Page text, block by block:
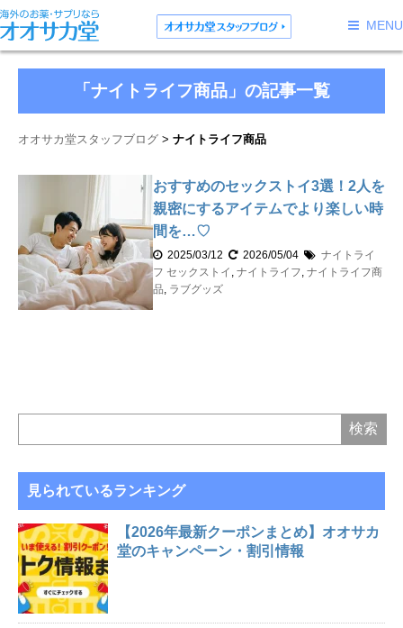
MENU
「ナイトライフ商品」の記事一覧
オオサカ堂スタッフブログ ナイトライフ商品
おすすめのセックストイ3選！2人を
親密にするアイテムでより楽しい時
間を…♡
2025/03/12 2026/05/04
ナイトライ
フ セックストイ , ナイトライフ, ナイトライフ商
品, ラブグッズ
見られているランキング
【2026年最新クーポンまとめ】オオサカ
堂のキャンペーン・割引情報